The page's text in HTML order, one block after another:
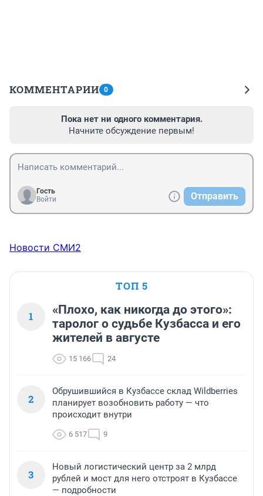
КОММЕНТАРИИ 0
Пока нет ни одного комментария.
Начните обсуждение первым!
Гость
Войти
Отправить
Новости СМИ2
ТОП 5
1
«Плохо, как никогда до этого»:
таролог о судьбе Кузбасса и его
жителей в августе
15 166 24
2
Обрушившийся в Кузбассе склад Wildberries
планирует возобновить работу — что
происходит внутри
6 517 9
3
Новый логистический центр за 2 млрд
рублей и мост для него отстроят в Кузбассе
— подробности